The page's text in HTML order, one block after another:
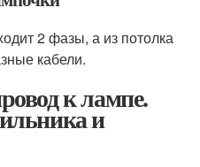
2 фазы, а из потолка
кабели.
к лампе.
и